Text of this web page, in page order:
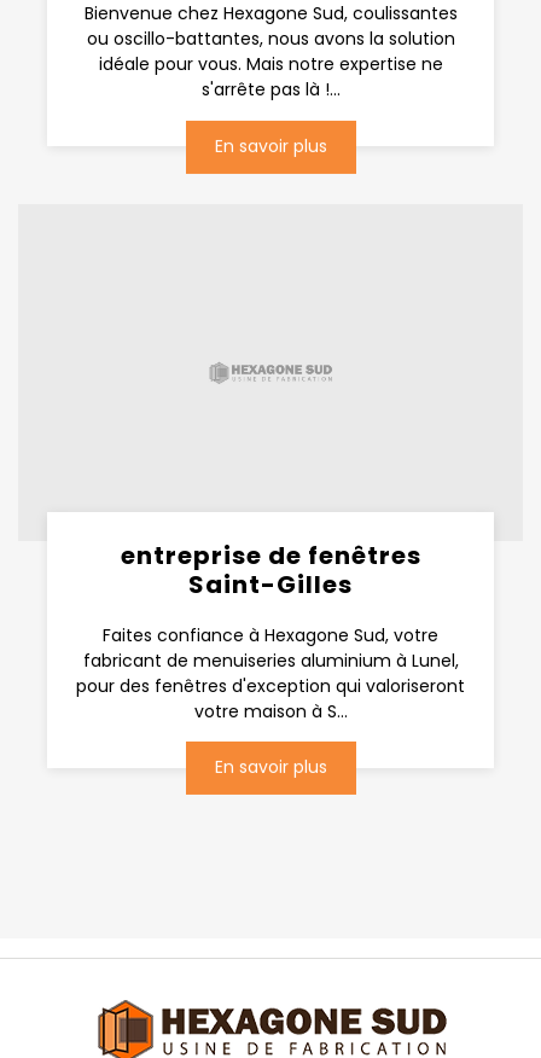
Bienvenue chez Hexagone Sud, coulissantes
ou oscillo-battantes, nous avons la solution
idéale pour vous. Mais notre expertise ne
s'arrête pas là !...
En savoir plus
entreprise de fenêtres
Saint-Gilles
Faites confiance à Hexagone Sud, votre
fabricant de menuiseries aluminium à Lunel,
pour des fenêtres d'exception qui valoriseront
votre maison à S...
En savoir plus